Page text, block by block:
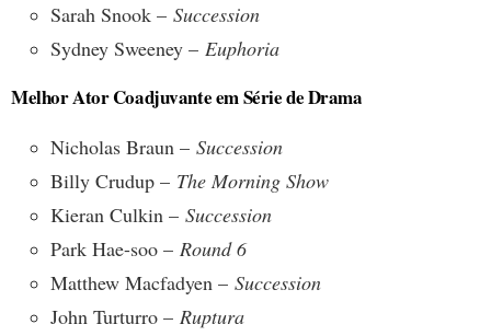
Sarah Snook – Succession
Sydney Sweeney – Euphoria
Melhor Ator Coadjuvante em Série de Drama
Nicholas Braun – Succession
Billy Crudup – The Morning Show
Kieran Culkin – Succession
Park Hae-soo – Round 6
Matthew Macfadyen – Succession
John Turturro – Ruptura